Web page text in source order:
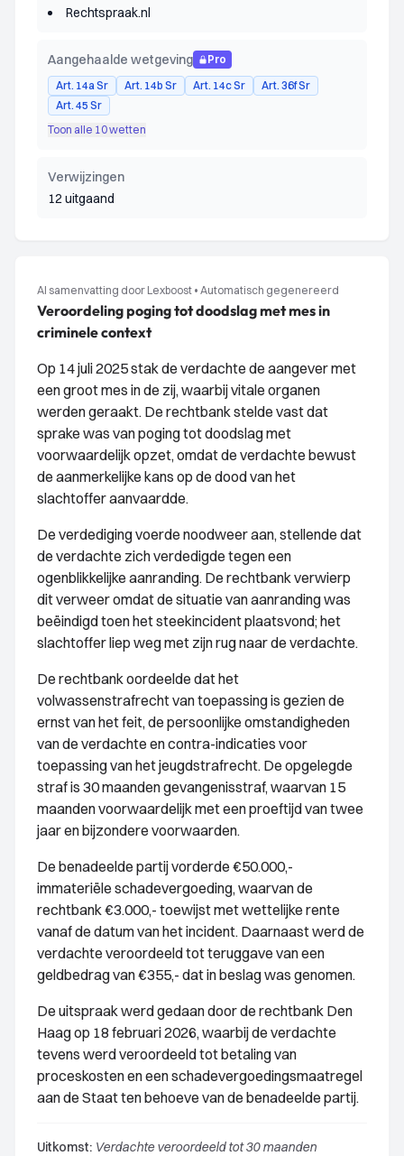
Rechtspraak.nl
Aangehaalde wetgeving
Pro
Art. 14a Sr
Art. 14b Sr Art. 14c Sr
Art. 36f Sr
Art. 45 Sr
Toon alle 10 wetten
Verwijzingen
12 uitgaand
AI samenvatting door Lexboost • Automatisch gegenereerd
Veroordeling poging tot doodslag met mes in
criminele context
Op 14 juli 2025 stak de verdachte de aangever met
een groot mes in de zij, waarbij vitale organen
werden geraakt. De rechtbank stelde vast dat
sprake was van poging tot doodslag met
voorwaardelijk opzet, omdat de verdachte bewust
de aanmerkelijke kans op de dood van het
slachtoffer aanvaardde.
De verdediging voerde noodweer aan, stellende dat
de verdachte zich verdedigde tegen een
ogenblikkelijke aanranding. De rechtbank verwierp
dit verweer omdat de situatie van aanranding was
beëindigd toen het steekincident plaatsvond; het
slachtoffer liep weg met zijn rug naar de verdachte.
De rechtbank oordeelde dat het
volwassenstrafrecht van toepassing is gezien de
ernst van het feit, de persoonlijke omstandigheden
van de verdachte en contra-indicaties voor
toepassing van het jeugdstrafrecht. De opgelegde
straf is 30 maanden gevangenisstraf, waarvan 15
maanden voorwaardelijk met een proeftijd van twee
jaar en bijzondere voorwaarden.
De benadeelde partij vorderde €50.000,-
immateriële schadevergoeding, waarvan de
rechtbank €3.000,- toewijst met wettelijke rente
vanaf de datum van het incident. Daarnaast werd de
verdachte veroordeeld tot teruggave van een
geldbedrag van €355,- dat in beslag was genomen.
De uitspraak werd gedaan door de rechtbank Den
Haag op 18 februari 2026, waarbij de verdachte
tevens werd veroordeeld tot betaling van
proceskosten en een schadevergoedingsmaatregel
aan de Staat ten behoeve van de benadeelde partij.
Uitkomst: Verdachte veroordeeld tot 30 maanden